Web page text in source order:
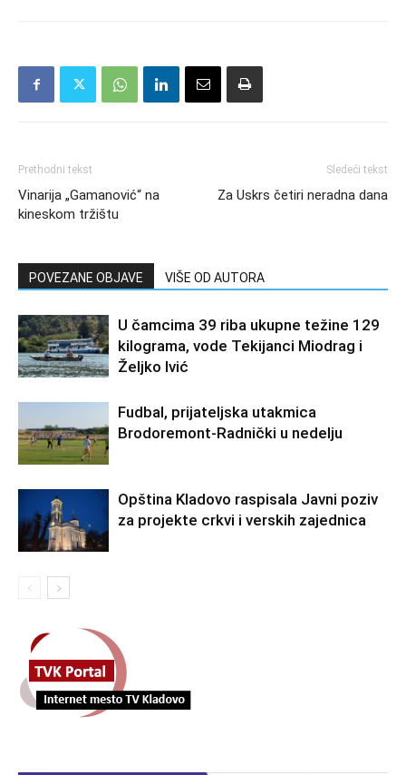
Prethodni tekst
Vinarija „Gamanović“ na
kineskom tržištu
Sledeći tekst
Za Uskrs četiri neradna dana
POVEZANE OBJAVE VIŠE OD AUTORA
U čamcima 39 riba ukupne težine 129
kilograma, vode Tekijanci Miodrag i
Željko Ivić
Fudbal, prijateljska utakmica
Brodoremont-Radnički u nedelju
Opština Kladovo raspisala Javni poziv
za projekte crkvi i verskih zajednica